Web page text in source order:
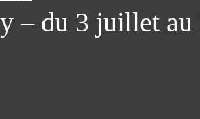
– du 3 juillet au